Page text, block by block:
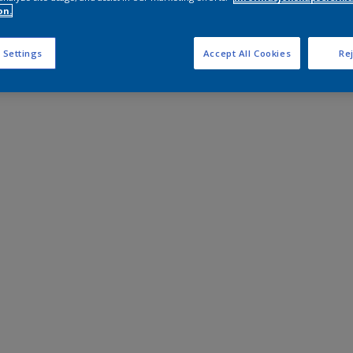
Settings Accept All Cookies